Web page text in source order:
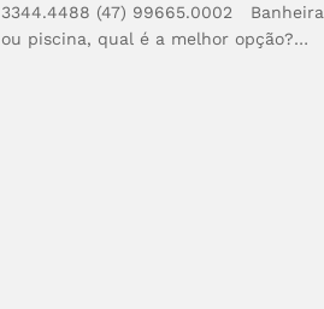
3344.4488 (47) 99665.0002 Banheira
ou piscina, qual é a melhor opção?…